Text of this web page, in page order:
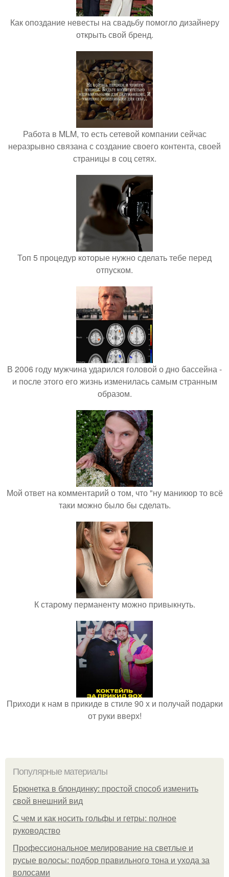
Как опоздание невесты на свадьбу помогло дизайнеру
открыть свой бренд.
Работа в MLM, то есть сетевой компании сейчас
неразрывно связана с создание своего контента, своей
страницы в соц сетях.
Топ 5 процедур которые нужно сделать тебе перед
отпуском.
В 2006 году мужчина ударился головой о дно бассейна -
и после этого его жизнь изменилась самым странным
образом.
Мой ответ на комментарий о том, что "ну маникюр то всё
таки можно было бы сделать.
К старому перманенту можно привыкнуть.
Приходи к нам в прикиде в стиле 90 х и получай подарки
от руки вверх!
Популярные материалы
Брюнетка в блондинку: простой способ изменить
свой внешний вид
С чем и как носить гольфы и гетры: полное
руководство
Профессиональное мелирование на светлые и
русые волосы: подбор правильного тона и ухода за
волосами